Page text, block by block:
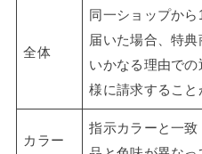
全体
同一ショップか
届いた場合、特典
いかなる理由で
様に請求すること
カラー
指示カラーと一